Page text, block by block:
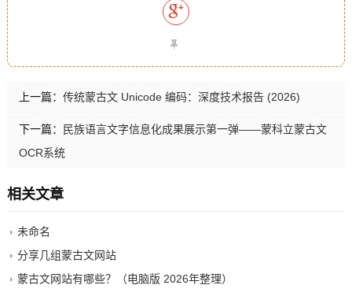
上一篇： 传统蒙古文 Unicode 编码：深度技术报告 (2026)
下一篇：
民族语言文字信息化成果展示第一弹——蒙科立蒙古文
OCR系统
相关文章
未命名
分享几组蒙古文网站
蒙古文网站有哪些？（电脑版 2026年整理）